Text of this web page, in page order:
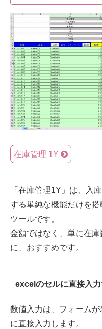
在庫管理 1Y
「在庫管理1Y」は、入
する単純な機能だけを
ツールです。
金額ではなく、単に在
に、おすすめです。
excelのセルに直接入
数値入力は、フォーム
に直接入力します。